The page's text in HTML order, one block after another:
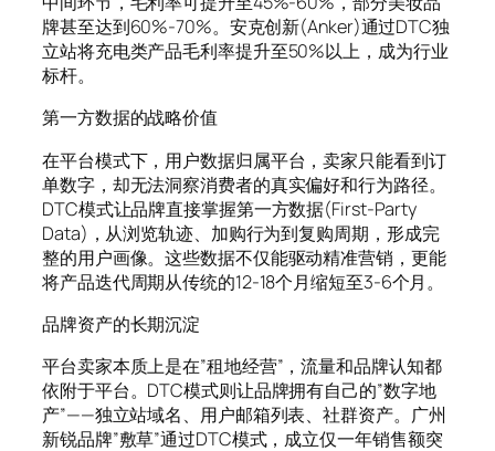
牌甚至达到60%-70%。安克创新(Anker)通过DTC独
立站将充电类产品毛利率提升至50%以上，成为行业
标杆。
第一方数据的战略价值
在平台模式下，用户数据归属平台，卖家只能看到订
单数字，却无法洞察消费者的真实偏好和行为路径。
DTC模式让品牌直接掌握第一方数据(First-Party
Data)，从浏览轨迹、加购行为到复购周期，形成完
整的用户画像。这些数据不仅能驱动精准营销，更能
将产品迭代周期从传统的12-18个月缩短至3-6个月。
品牌资产的长期沉淀
平台卖家本质上是在”租地经营”，流量和品牌认知都
依附于平台。DTC模式则让品牌拥有自己的”数字地
产”——独立站域名、用户邮箱列表、社群资产。广州
新锐品牌”敷草”通过DTC模式，成立仅一年销售额突